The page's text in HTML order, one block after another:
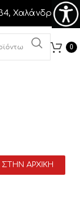
Χαλάνδρι
0
ΣΤΗΝ ΑΡΧΙΚΗ